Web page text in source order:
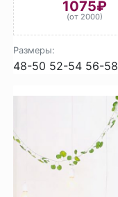
1075₽
(от 2000)
Размеры:
48-50 52-54 56-58